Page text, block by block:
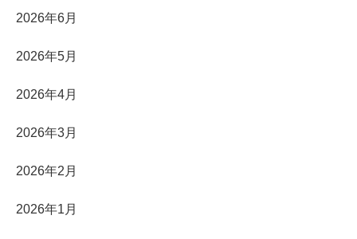
2026年6月
2026年5月
2026年4月
2026年3月
2026年2月
2026年1月